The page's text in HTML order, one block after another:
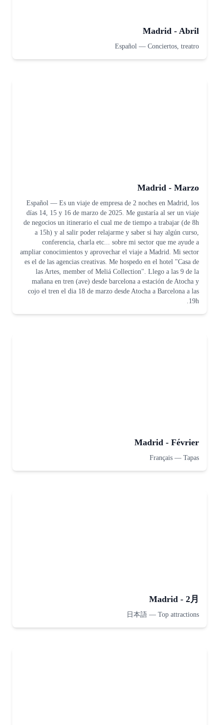
Madrid - Abril
Español — Conciertos, treatro
Madrid - Marzo
Español — Es un viaje de empresa de 2 noches en Madrid, los
días 14, 15 y 16 de marzo de 2025. Me gustaría al ser un viaje
de negocios un itinerario el cual me de tiempo a trabajar (de 8h
a 15h) y al salir poder relajarme y saber si hay algún curso,
conferencia, charla etc... sobre mi sector que me ayude a
ampliar conocimientos y aprovechar el viaje a Madrid. Mi sector
es el de las agencias creativas. Me hospedo en el hotel "Casa de
las Artes, member of Meliá Collection". Llego a las 9 de la
mañana en tren (ave) desde barcelona a estación de Atocha y
cojo el tren el dia 18 de marzo desde Atocha a Barcelona a las
19h.
Madrid - Février
Français — Tapas
Madrid - 2月
日本語 — Top attractions